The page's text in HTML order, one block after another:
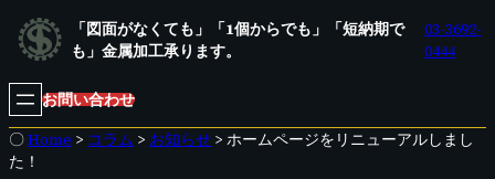
容
ス
キ
ッ
プ
「図面がなくても」「1個からでも」「短納期で
も」金属加工承ります。
03-3692-
0444
お問い合わせ
〇Home > コラム > お知らせ > ホームページをリニューアルしまし
た！